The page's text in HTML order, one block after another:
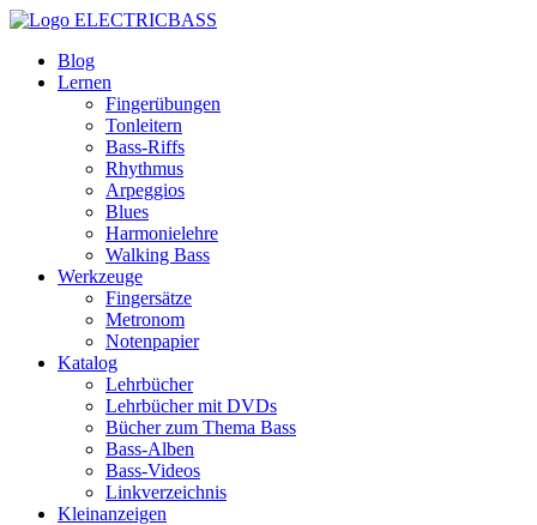
ELECTRICBASS
Blog
Lernen
Fingerübungen
Tonleitern
Bass-Riffs
Rhythmus
Arpeggios
Blues
Harmonielehre
Walking Bass
Werkzeuge
Fingersätze
Metronom
Notenpapier
Katalog
Lehrbücher
Lehrbücher mit DVDs
Bücher zum Thema Bass
Bass-Alben
Bass-Videos
Linkverzeichnis
Kleinanzeigen